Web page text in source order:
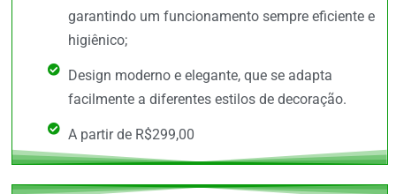
garantindo um funcionamento sempre eficiente e
higiênico;
Design moderno e elegante, que se adapta
facilmente a diferentes estilos de decoração.
A partir de R$299,00